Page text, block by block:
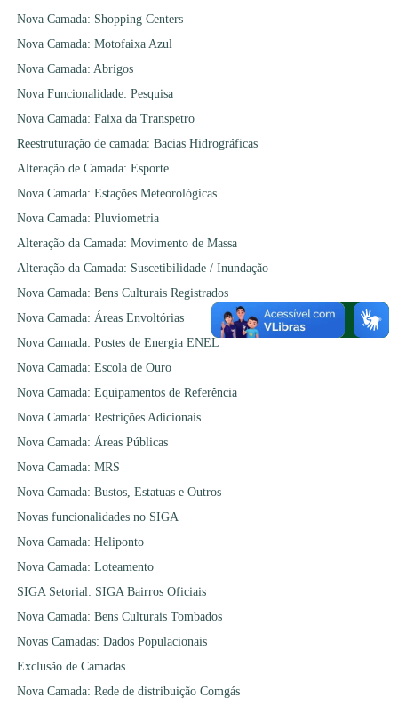
Nova Camada: Shopping Centers
Nova Camada: Motofaixa Azul
Nova Camada: Abrigos
Nova Funcionalidade: Pesquisa
Nova Camada: Faixa da Transpetro
Reestruturação de camada: Bacias Hidrográficas
Alteração de Camada: Esporte
Nova Camada: Estações Meteorológicas
Nova Camada: Pluviometria
Alteração da Camada: Movimento de Massa
Alteração da Camada: Suscetibilidade / Inundação
Nova Camada: Bens Culturais Registrados
Nova Camada: Áreas Envoltórias
Nova Camada: Postes de Energia ENEL
Nova Camada: Escola de Ouro
Nova Camada: Equipamentos de Referência
Nova Camada: Restrições Adicionais
Nova Camada: Áreas Públicas
Nova Camada: MRS
Nova Camada: Bustos, Estatuas e Outros
Novas funcionalidades no SIGA
Nova Camada: Heliponto
Nova Camada: Loteamento
SIGA Setorial: SIGA Bairros Oficiais
Nova Camada: Bens Culturais Tombados
Novas Camadas: Dados Populacionais
Exclusão de Camadas
Nova Camada: Rede de distribuição Comgás